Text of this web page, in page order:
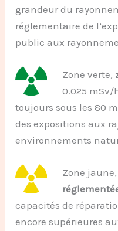
grandeur du
réglementaire de
public aux
Zone verte,
0.025 mSv/
toujours sous les 80
des expositions aux
environnements
Zone jaune,
capacités de
encore supérieures